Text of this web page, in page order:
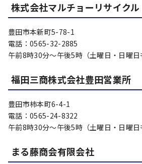
株式会社マルチョーリサイクル
豊田市本新町5-78-1
電話：0565-32-2885
午前8時30分～午後5時（土曜日・日曜日
福田三商株式会社豊田営業所
豊田市柿本町6-4-1
電話：0565-24-8322
午前8時30分～午後5時（土曜日・日曜日
まる藤商会有限会社